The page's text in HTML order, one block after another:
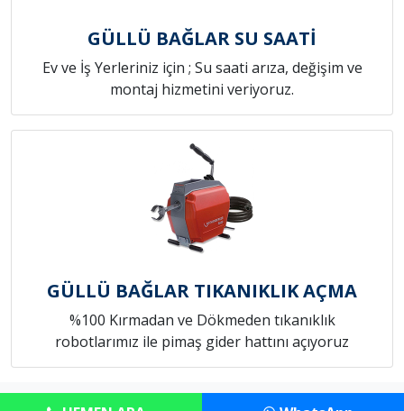
GÜLLÜ BAĞLAR SU SAATİ
Ev ve İş Yerleriniz için ; Su saati arıza, değişim ve
montaj hizmetini veriyoruz.
GÜLLÜ BAĞLAR TIKANIKLIK AÇMA
%100 Kırmadan ve Dökmeden tıkanıklık
robotlarımız ile pimaş gider hattını açıyoruz